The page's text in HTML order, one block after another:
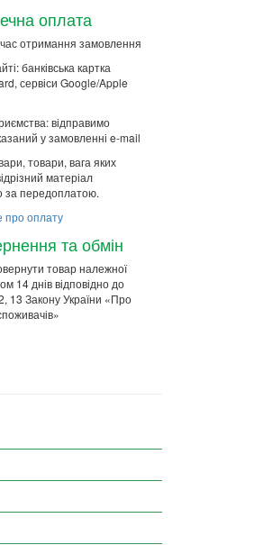
оплата
час отримання замовлення
банківська картка
сервіси Google/Apple
відправимо
у замовленні e-mail
товари, вага яких
матеріал
за передоплатою.
про оплату
та обмін
товар належної
14 днів відповідно до
13 Закону України «Про